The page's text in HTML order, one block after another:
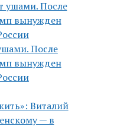
После
вынужден